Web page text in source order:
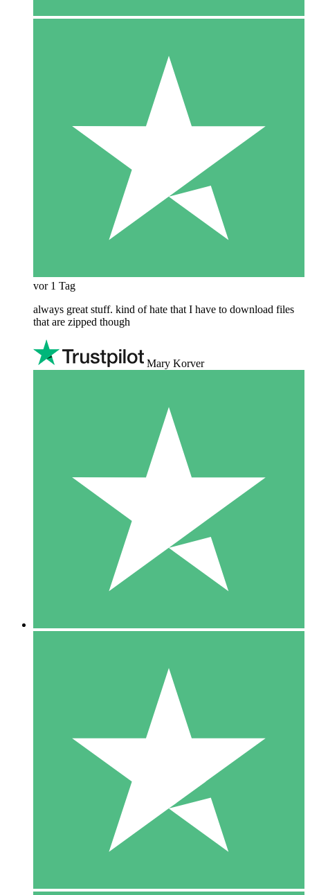
vor 1 Tag
always great stuff. kind of hate that I have to download files
that are zipped though
Mary Korver